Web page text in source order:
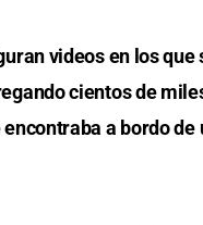
videos en los que
cientos de
a bordo de